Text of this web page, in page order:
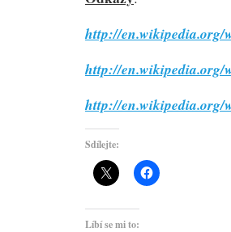
http://
http://en.wikipedia.org/
http://en.wikipedia.org/
Sdílejte:
Líbí se mi to: